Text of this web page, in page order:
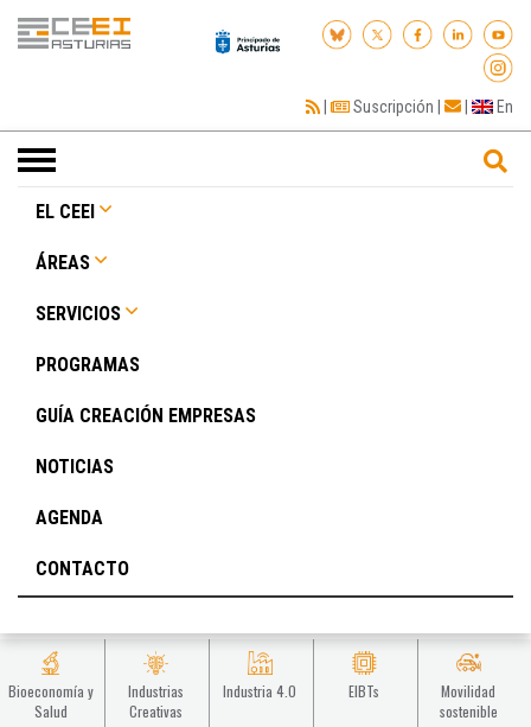
| Suscripción | | En
Toggle
navigation
EL CEEI
ÁREAS
SERVICIOS
PROGRAMAS
GUÍA CREACIÓN EMPRESAS
NOTICIAS
AGENDA
CONTACTO
Bioeconomía y
Salud
Industrias
Creativas
Industria 4.0 EIBTs
Movilidad
sostenible